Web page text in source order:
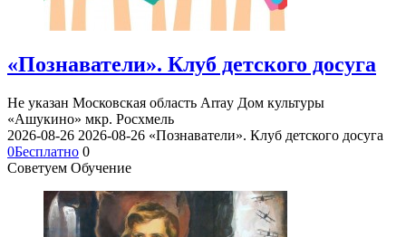
«Познаватели». Клуб детского досуга
Не указан Московская область Array Дом культуры
«Ашукино» мкр. Росхмель
2026-08-26 2026-08-26 «Познаватели». Клуб детского досуга
0Бесплатно 0
Советуем Обучение